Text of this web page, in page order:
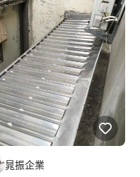
晁振企業